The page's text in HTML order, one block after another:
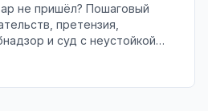
не пришёл? Пошаговый
претензия,
и суд с неустойкой